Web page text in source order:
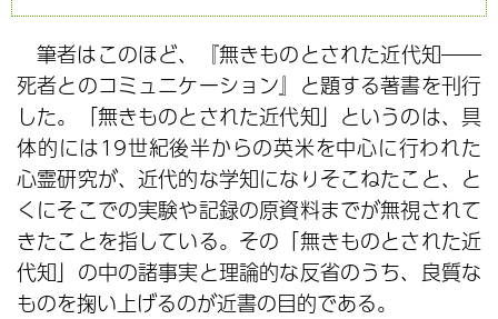
筆者はこのほど、『無きものとされた近代知――
死者とのコミュニケーション』と題する著書を刊行
した。「無きものとされた近代知」というのは、具
体的には19世紀後半からの英米を中心に行われた
心霊研究が、近代的な学知になりそこねたこと、と
くにそこでの実験や記録の原資料までが無視されて
きたことを指している。その「無きものとされた近
代知」の中の諸事実と理論的な反省のうち、良質な
ものを掬い上げるのが近書の目的である。